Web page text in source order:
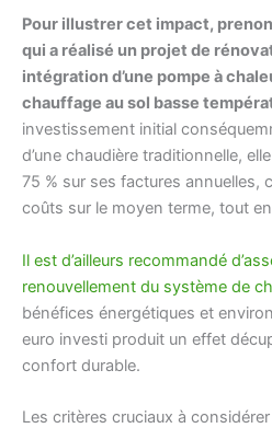
Pour illustrer cet impact,
qui a réalisé un projet de
intégration d’une pompe à
chauffage au sol basse
investissement initial
d’une chaudière traditionnelle,
75 % sur ses factures annuelles,
coûts sur le moyen terme, tout
Il est d’ailleurs recommandé
renouvellement du système de
bénéfices énergétiques et
euro investi produit un effet
confort durable.
Les critères cruciaux à